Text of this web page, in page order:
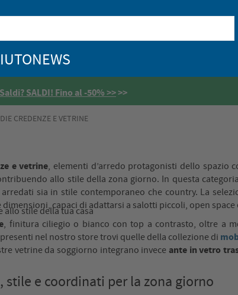
NEWS
Fino al -50% >>>>
CREDENZE E VETRINE
e vetrine, elementi d’arredo protagonisti dello spazio
allo stile della zona giorno. In questa
sia in stile contemporaneo che country. La
capaci di adattarsi a salotti piccoli, open space
allo stile della tua casa
, finitura ciliegio o bianco con top a contrasto, oltre a
presenti nel nostro store trovi quelle della collezione di
vetrine da soggiorno integrano invece ante in vetro
stile e coordinati per la zona giorno